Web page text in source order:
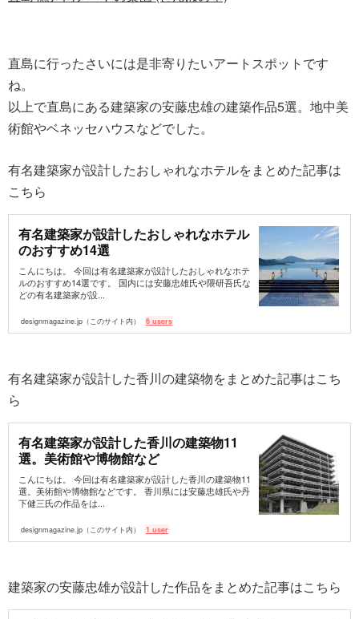
直島に行ったさいには是非寄りたいアートスポットです
ね。
以上で直島にある建築家の安藤忠雄の建築作品5選。地中美
術館やベネッセハウスなどでした。
有名建築家が設計したおしゃれなホテルをまとめた記事は
こちら
有名建築家が設計したおしゃれなホテル
のおすすめ14選
こんにちは。 今回は有名建築家が設計したおしゃれなホテ
ルのおすすめ14選です。 国内には安藤忠雄氏や隈研吾氏な
どの有名建築家が設...
designmagazine.jp（このサイト内） 6 users
有名建築家が設計した香川の建築物をまとめた記事はこち
ら
有名建築家が設計した香川の建築物11
選。美術館や博物館など
こんにちは。 今回は有名建築家が設計した香川の建築物11
選。美術館や博物館などです。 香川県には安藤忠雄氏や丹
下健三氏の作品をは...
designmagazine.jp（このサイト内） 1 user
建築家の安藤忠雄が設計した作品をまとめた記事はこちら